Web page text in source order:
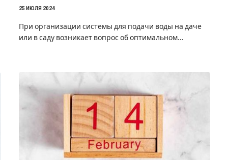
25 ИЮЛЯ 2024
При организации системы для подачи воды на даче
или в саду возникает вопрос об оптимальном…